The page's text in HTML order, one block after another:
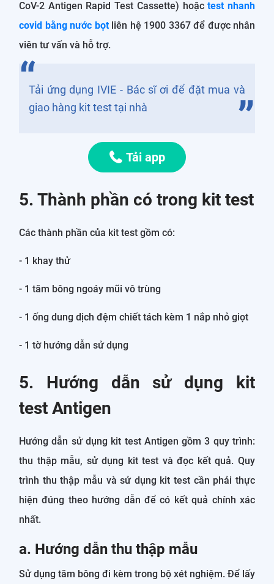
CoV-2 Antigen Rapid Test Cassette) hoặctest nhanh
covid bằng nước bọtliên hệ 1900 3367 để được nhân
viên tư vấn và hỗ trợ.
Tải ứng dụng IVIE - Bác sĩ ơi để đặt mua và
giao hàng kit test tại nhà
Tải app
5. Thành phần có trong kit test
Các thành phần của kit test gồm có:
- 1 khay thử
- 1 tăm bông ngoáy mũi vô trùng
- 1 ống dung dịch đệm chiết tách kèm 1 nắp nhỏ giọt
- 1 tờ hướng dẫn sử dụng
5. Hướng dẫn sử dụng kit
test Antigen
Hướng dẫn sử dụng kit test Antigen gồm 3 quy trình:
thu thập mẫu, sử dụng kit test và đọc kết quả. Quy
trình thu thập mẫu và sử dụng kit test cần phải thực
hiện đúng theo hướng dẫn để có kết quả chính xác
nhất.
a. Hướng dẫn thu thập mẫu
Sử dụng tăm bông đi kèm trong bộ xét nghiệm. Để lấy